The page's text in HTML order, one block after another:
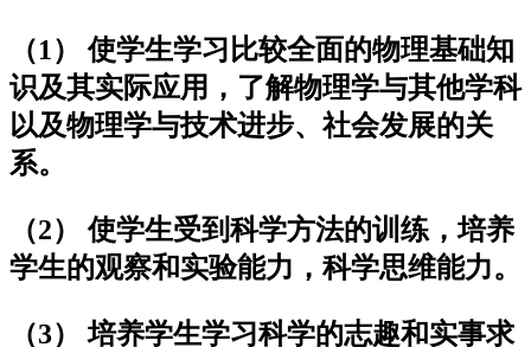
（1） 使学生学习比较全面的物理基础知
识及其实际应用，了解物理学与其他学科
以及物理学与技术进步、社会发展的关
系。
（2） 使学生受到科学方法的训练，培养
学生的观察和实验能力，科学思维能力。
（3） 培养学生学习科学的志趣和实事求